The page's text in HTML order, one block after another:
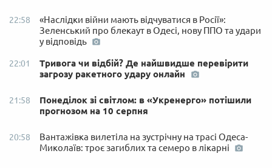
22:58
«Наслідки війни мають відчуватися в Росії»:
Зеленський про блекаут в Одесі, нову ППО та удари
у відповідь
22:01
Тривога чи відбій? Де найшвидше перевірити
загрозу ракетного удару онлайн
21:58
Понеділок зі світлом: в «Укренерго» потішили
прогнозом на 10 серпня
20:58
Вантажівка вилетіла на зустрічну на трасі Одеса-
Миколаїв: троє загиблих та семеро в лікарні